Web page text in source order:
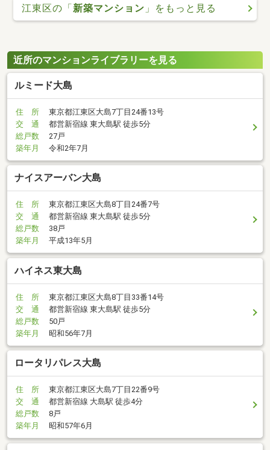
江東区の「新築マンション 」をもっと見る
近所のマンションライブラリーを見る
ルミード大島
住 所
東京都江東区大島7丁目24番13号
交 通
都営新宿線 東大島駅 徒歩5分
総戸数
27戸
築年月
令和2年7月
ナイスアーバン大島
住 所
東京都江東区大島8丁目24番7号
交 通
都営新宿線 東大島駅 徒歩5分
総戸数
38戸
築年月
平成13年5月
ハイネス東大島
住 所
東京都江東区大島8丁目33番14号
交 通
都営新宿線 東大島駅 徒歩5分
総戸数
50戸
築年月
昭和56年7月
ロータリパレス大島
住 所
東京都江東区大島7丁目22番9号
交 通
都営新宿線 大島駅 徒歩4分
総戸数
8戸
築年月
昭和57年6月